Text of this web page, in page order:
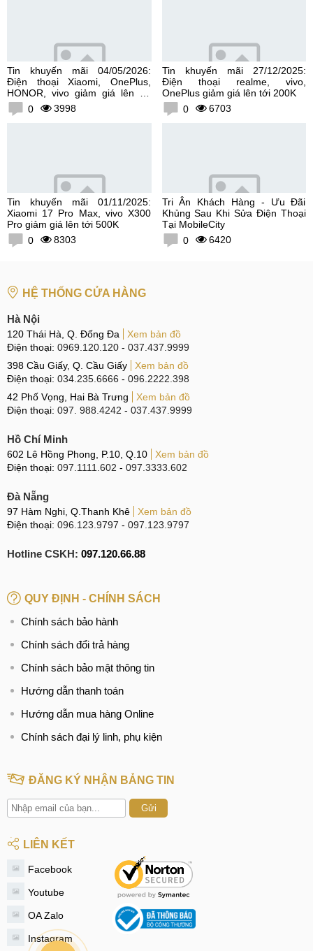
Tin khuyến mãi 04/05/2026:
Điện thoại Xiaomi, OnePlus,
HONOR, vivo giảm giá lên tới
300K0 3998
Tin khuyến mãi 27/12/2025:
Điện thoại realme, vivo,
OnePlus giảm giá lên tới 200K
0
6703
Tin khuyến mãi 01/11/2025:
Xiaomi 17 Pro Max, vivo X300
Pro giảm giá lên tới 500K
0
8303
Tri Ân Khách Hàng - Ưu Đãi
Khủng Sau Khi Sửa Điện Thoại
Tại MobileCity
0
6420
HỆ THỐNG CỬA HÀNG
Hà Nội
120 Thái Hà, Q. Đống Đa
Xem bản đồ
Điện thoại: 0969.120.120 - 037.437.9999
398 Cầu Giấy, Q. Cầu Giấy
Xem bản đồ
Điện thoại: 034.235.6666 - 096.2222.398
42 Phố Vọng, Hai Bà Trưng
Xem bản đồ
Điện thoại: 097. 988.4242 - 037.437.9999
Hồ Chí Minh
602 Lê Hồng Phong, P.10, Q.10
Xem bản đồ
Điện thoại: 097.1111.602 - 097.3333.602
Đà Nẵng
97 Hàm Nghi, Q.Thanh Khê
Xem bản đồ
Điện thoại: 096.123.9797 - 097.123.9797
Hotline CSKH: 097.120.66.88
QUY ĐỊNH - CHÍNH SÁCH
Chính sách bảo hành
Chính sách đổi trả hàng
Chính sách bảo mật thông tin
Hướng dẫn thanh toán
Hướng dẫn mua hàng Online
Chính sách đại lý linh, phụ kiện
ĐĂNG KÝ NHẬN BẢNG TIN
Gửi
LIÊN KẾT
Facebook
Youtube
OA Zalo
Instagram